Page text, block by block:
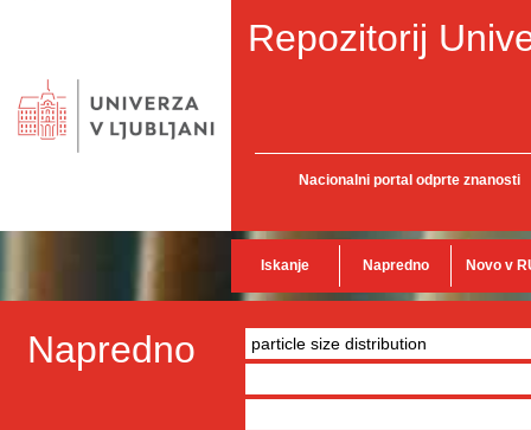
Repozitorij
Nacionalni portal odprte znanosti
Iskanje Napredno Novo v
Napredno